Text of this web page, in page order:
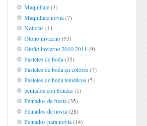
Maquillaje(3)
Maquillaje novia(7)
Noticias(1)
Otoño invierno(93)
Otoño invierno 2010 2011 (9)
Pasteles de boda(35)
Pasteles de boda en colores(7)
Pasteles de boda temáticos(5)
peinados con trenzas(1)
Peinados de fiesta(35)
Peinados de novia(28)
Peinados para novia(14)